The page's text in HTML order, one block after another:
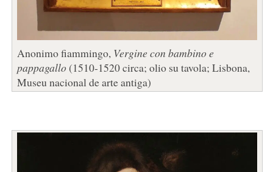
Anonimo fiammingo, Vergine con bambino e
pappagallo(1510-1520 circa; olio su tavola; Lisbona,
Museu nacional de arte antiga)